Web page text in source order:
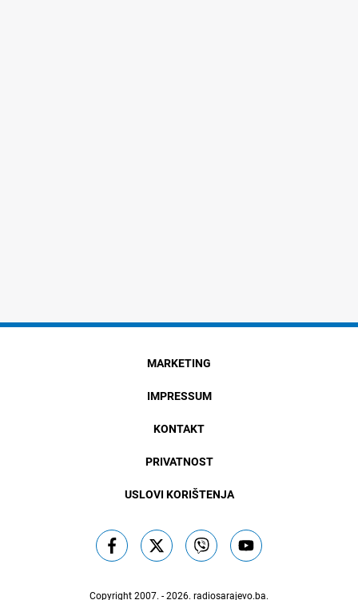
MARKETING
IMPRESSUM
KONTAKT
PRIVATNOST
USLOVI KORIŠTENJA
Copyright 2007. - 2026. radiosarajevo.ba.